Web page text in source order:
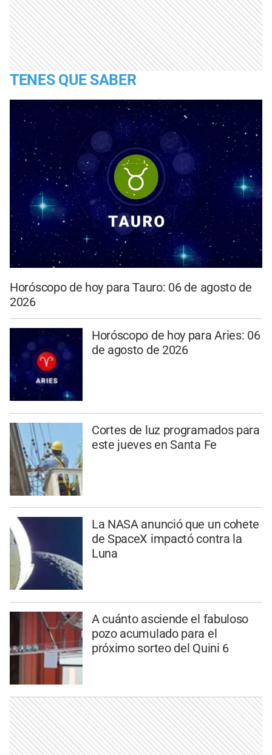
TENES QUE SABER
Horóscopo de hoy para Tauro: 06 de agosto de
2026
Horóscopo de hoy para Aries: 06
de agosto de 2026
Cortes de luz programados para
este jueves en Santa Fe
La NASA anunció que un cohete
de SpaceX impactó contra la
Luna
A cuánto asciende el fabuloso
pozo acumulado para el
próximo sorteo del Quini 6